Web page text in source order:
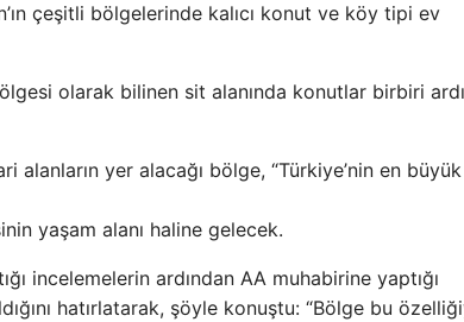
çeşitli bölgelerinde kalıcı konut ve köy tipi ev
olarak bilinen sit alanında konutlar birbiri
yer alacağı bölge, “Türkiye’nin en büyük
yaşam alanı haline gelecek.
incelemelerin ardından AA muhabirine yaptığı
hatırlatarak, şöyle konuştu: “Bölge bu